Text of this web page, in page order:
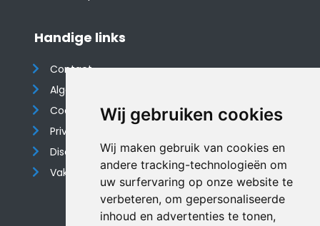
Wij gebruiken cookies
Wij maken gebruik van cookies en
andere tracking-technologieën om
uw surfervaring op onze website te
verbeteren, om gepersonaliseerde
inhoud en advertenties te tonen,
Handige links
Contact
Algemene voorwaarden
Cookieverklaring
Privacyverklaring
Disclaimer
Vakantiehuis website